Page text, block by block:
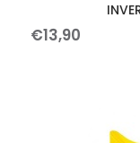
€13,90